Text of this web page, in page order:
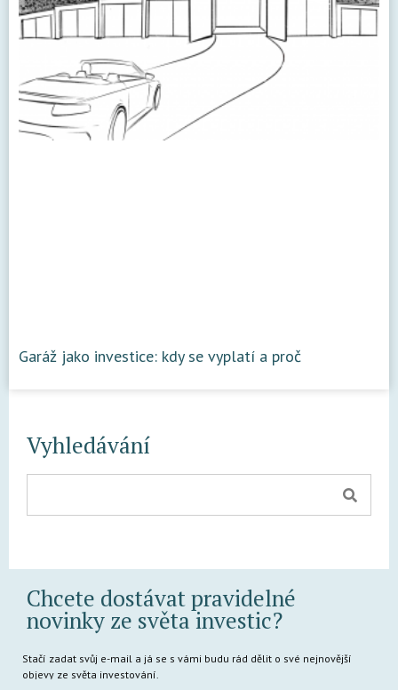
Garáž jako investice: kdy se vyplatí a proč
Vyhledávání
Chcete dostávat pravidelné
novinky ze světa investic?​
Stačí zadat svůj e-mail a já se s vámi budu rád dělit o své nejnovější
objevy ze světa investování.